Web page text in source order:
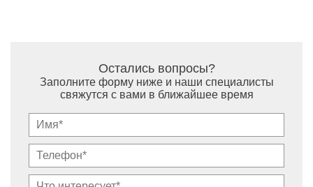
Остались вопросы?
Заполните форму ниже и наши специалисты
свяжутся с вами в ближайшее время